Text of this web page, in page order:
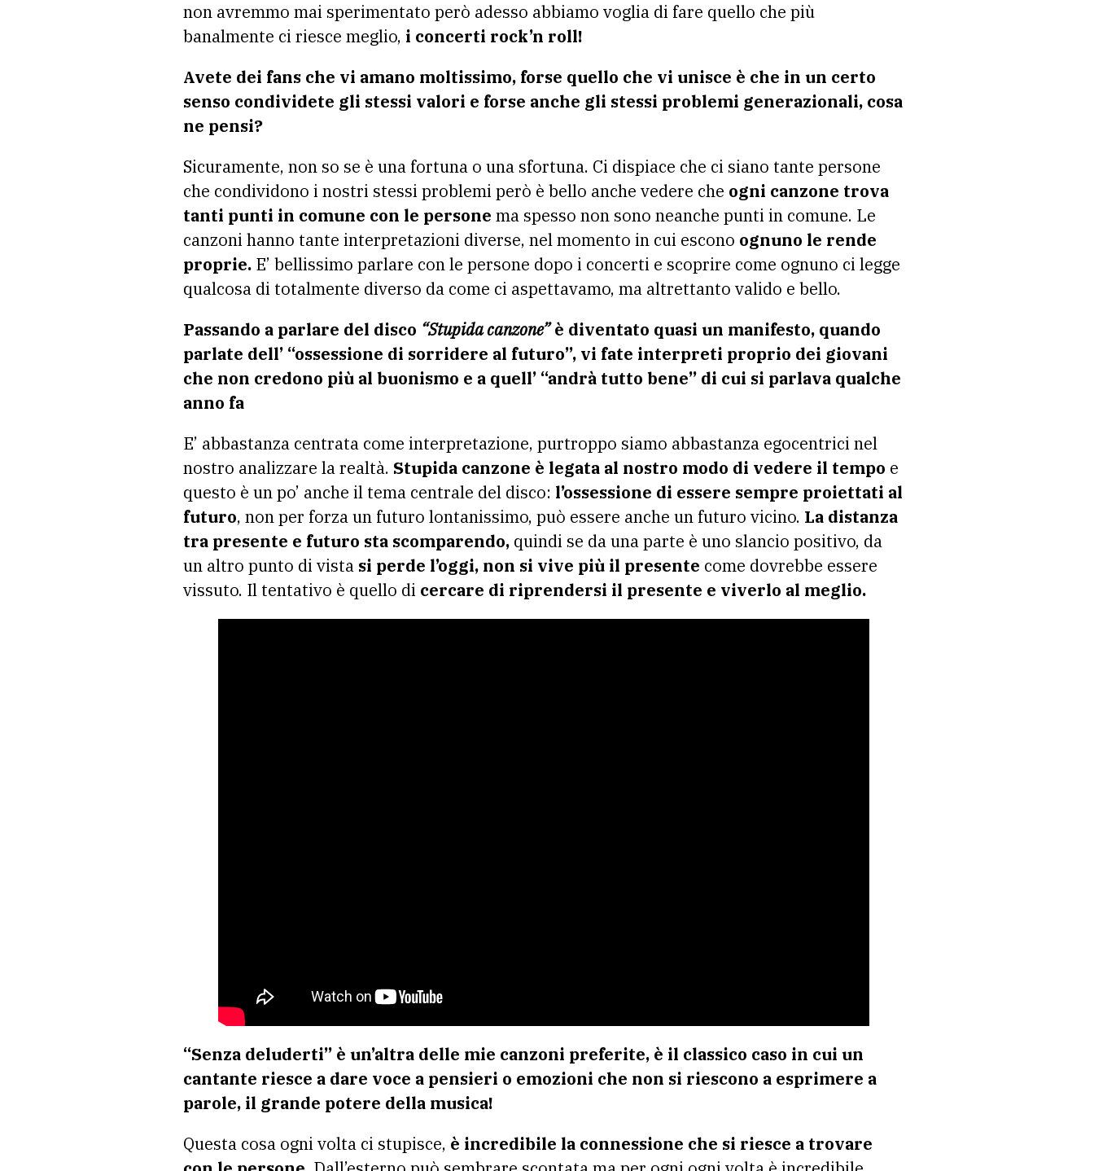
non avremmo mai sperimentato però adesso abbiamo voglia di fare quello che più
banalmente ci riesce meglio, i concerti rock’n roll!
Avete dei fans che vi amano moltissimo, forse quello che vi unisce è che in un certo
senso condividete gli stessi valori e forse anche gli stessi problemi generazionali, cosa
ne pensi?
Sicuramente, non so se è una fortuna o una sfortuna. Ci dispiace che ci siano tante persone
che condividono i nostri stessi problemi però è bello anche vedere che ogni canzone trova
tanti punti in comune con le persone ma spesso non sono neanche punti in comune. Le
canzoni hanno tante interpretazioni diverse, nel momento in cui escono ognuno le rende
proprie. E’ bellissimo parlare con le persone dopo i concerti e scoprire come ognuno ci legge
qualcosa di totalmente diverso da come ci aspettavamo, ma altrettanto valido e bello.
Passando a parlare del disco “Stupida canzone”è diventato quasi un manifesto, quando
parlate dell’ “ossessione di sorridere al futuro”, vi fate interpreti proprio dei giovani
che non credono più al buonismo e a quell’ “andrà tutto bene” di cui si parlava qualche
anno fa
E’ abbastanza centrata come interpretazione, purtroppo siamo abbastanza egocentrici nel
nostro analizzare la realtà. Stupida canzone è legata al nostro modo di vedere il tempo e
questo è un po’ anche il tema centrale del disco: l’ossessione di essere sempre proiettati al
futuro, non per forza un futuro lontanissimo, può essere anche un futuro vicino. La distanza
tra presente e futuro sta scomparendo, quindi se da una parte è uno slancio positivo, da
un altro punto di vista si perde l’oggi, non si vive più il presente come dovrebbe essere
vissuto. Il tentativo è quello di cercare di riprendersi il presente e viverlo al meglio.
“Senza deluderti” è un’altra delle mie canzoni preferite, è il classico caso in cui un
cantante riesce a dare voce a pensieri o emozioni che non si riescono a esprimere a
parole, il grande potere della musica!
Questa cosa ogni volta ci stupisce, è incredibile la connessione che si riesce a trovare